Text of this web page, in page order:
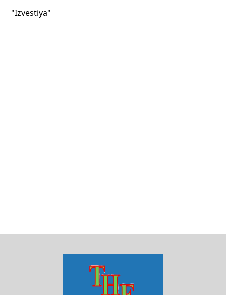
"Izvestiya"